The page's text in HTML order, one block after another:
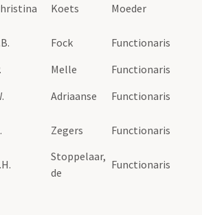
Koets Moeder
Fock
Functionaris
Melle
Functionaris
Adriaanse Functionaris
Zegers Functionaris
Stoppelaar,
de
Functionaris